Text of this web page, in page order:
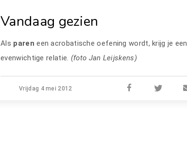
Vandaag gezien
Als pareneen acrobatische oefening wordt, krijg je een
evenwichtige relatie. (foto Jan Leijskens)
Vrijdag 4 mei 2012